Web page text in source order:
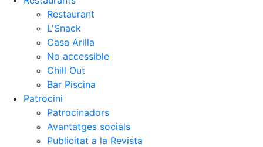
Restaurant
L'Snack
Casa Arilla
No accessible
Chill Out
Bar Piscina
Patrocini
Patrocinadors
Avantatges socials
Publicitat a la Revista